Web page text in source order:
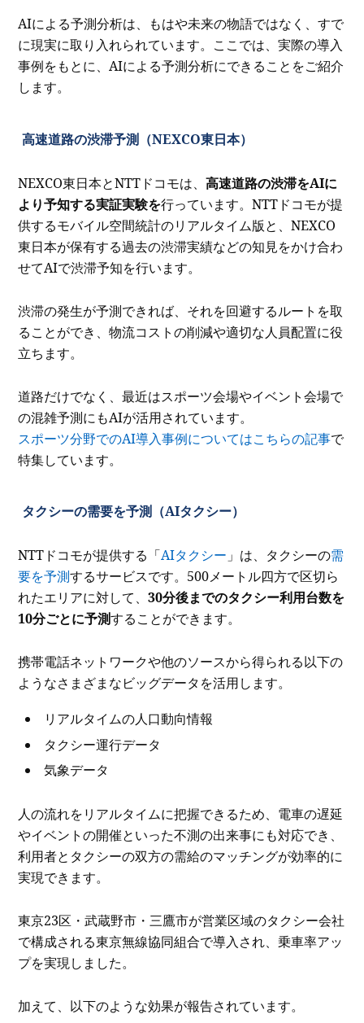
AIによる予測分析は、もはや未来の物語ではなく、すで
に現実に取り入れられています。ここでは、実際の導入
事例をもとに、AIによる予測分析にできることをご紹介
します。
高速道路の渋滞予測（NEXCO東日本）
NEXCO東日本とNTTドコモは、高速道路の渋滞をAIに
より予知する実証実験を行っています。NTTドコモが提
供するモバイル空間統計のリアルタイム版と、NEXCO
東日本が保有する過去の渋滞実績などの知見をかけ合わ
せてAIで渋滞予知を行います。
渋滞の発生が予測できれば、それを回避するルートを取
ることができ、物流コストの削減や適切な人員配置に役
立ちます。
道路だけでなく、最近はスポーツ会場やイベント会場で
の混雑予測にもAIが活用されています。
スポーツ分野でのAI導入事例についてはこちらの記事で
特集しています。
タクシーの需要を予測（AIタクシー）
NTTドコモが提供する「AIタクシー」は、タクシーの需
要を予測するサービスです。500メートル四方で区切ら
れたエリアに対して、30分後までのタクシー利用台数を
10分ごとに予測することができます。
携帯電話ネットワークや他のソースから得られる以下の
ようなさまざまなビッグデータを活用します。
リアルタイムの人口動向情報
タクシー運行データ
気象データ
人の流れをリアルタイムに把握できるため、電車の遅延
やイベントの開催といった不測の出来事にも対応でき、
利用者とタクシーの双方の需給のマッチングが効率的に
実現できます。
東京23区・武蔵野市・三鷹市が営業区域のタクシー会社
で構成される東京無線協同組合で導入され、乗車率アッ
プを実現しました。
加えて、以下のような効果が報告されています。